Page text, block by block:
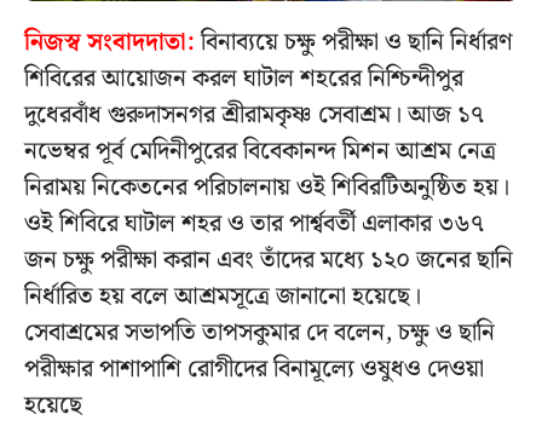
নিজস্ব সংবাদদাতা:বিনাব্যয়ে চক্ষু পরীক্ষা ও ছানি নির্ধারণ
শিবিরের আয়োজন করল ঘাটাল শহরের নিশ্চিন্দীপুর
দুধেরবাঁধ গুরুদাসনগর শ্রীরামকৃষ্ণ সেবাশ্রম। আজ ১৭
নভেম্বর পূর্ব মেদিনীপুরের বিবেকানন্দ মিশন আশ্রম নেত্র
নিরাময় নিকেতনের পরিচালনায় ওই শিবিরটিঅনুষ্ঠিত হয়।
ওই শিবিরে ঘাটাল শহর ও তার পার্শ্ববর্তী এলাকার ৩৬৭
জন চক্ষু পরীক্ষা করান এবং তাঁদের মধ্যে ১২০ জনের ছানি
নির্ধারিত হয় বলে আশ্রমসূত্রে জানানো হয়েছে।
সেবাশ্রমের সভাপতি তাপসকুমার দে বলেন, চক্ষু ও ছানি
পরীক্ষার পাশাপাশি রোগীদের বিনামূল্যে ওষুধও দেওয়া
হয়েছে